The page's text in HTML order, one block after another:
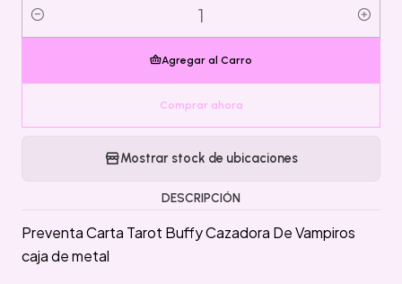
Cantidad
Agregar al Carro
Comprar ahora
Mostrar stock de ubicaciones
DESCRIPCIÓN
Preventa Carta Tarot Buffy Cazadora De Vampiros
caja de metal